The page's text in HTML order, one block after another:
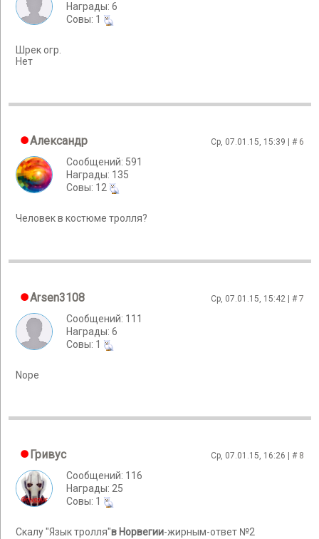
Награды: 6
Cовы: 1
Шрек огр.
Нет
Александр Ср, 07.01.15, 15:39 | # 6
Сообщений: 591
Награды: 135
Cовы: 12
Человек в костюме тролля?
Arsen3108 Ср, 07.01.15, 15:42 | #7
Сообщений: 111
Награды: 6
Cовы: 1
Nope
Гривус Ср, 07.01.15, 16:26 | # 8
Сообщений: 116
Награды: 25
Cовы: 1
Скалу "Язык тролля"в Норвегии-жирным-ответ №2